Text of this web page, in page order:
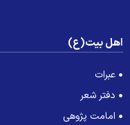
بیت(ع)
عبرات
دفتر شعر
امامت پژوهی